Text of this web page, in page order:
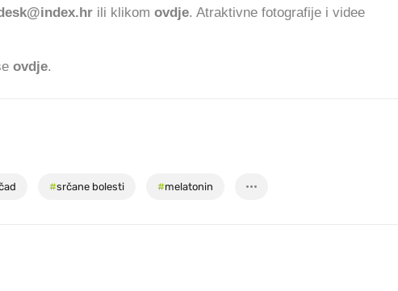
ili klikom ovdje. Atraktivne fotografije i videe
ovdje.
#srčane bolesti #melatonin